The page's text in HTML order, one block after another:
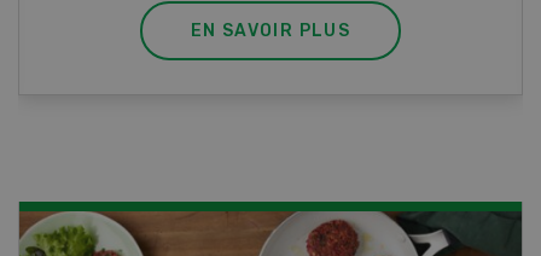
EN SAVOIR PLUS